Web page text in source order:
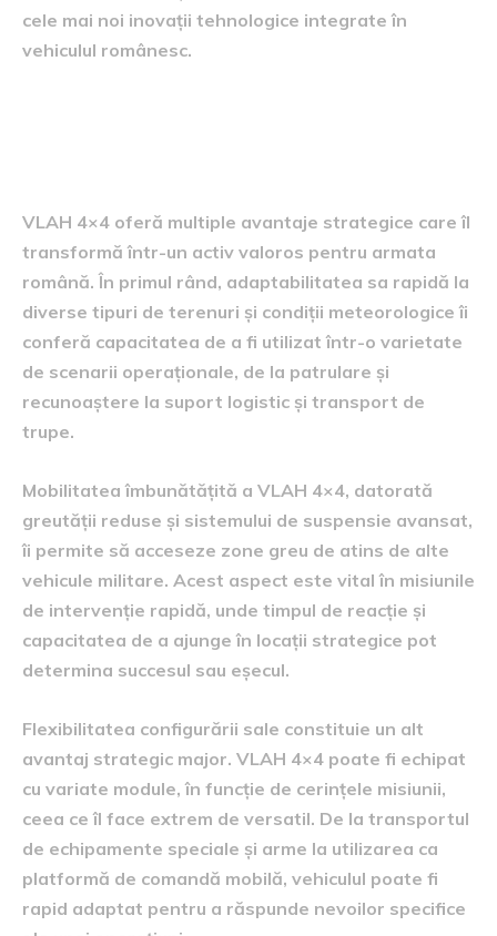
cele mai noi inovații tehnologice integrate în
vehiculul românesc.
VLAH 4×4 oferă multiple avantaje strategice care îl
transformă într-un activ valoros pentru armata
română. În primul rând, adaptabilitatea sa rapidă la
diverse tipuri de terenuri și condiții meteorologice îi
conferă capacitatea de a fi utilizat într-o varietate
de scenarii operaționale, de la patrulare și
recunoaștere la suport logistic și transport de
trupe.
Mobilitatea îmbunătățită a VLAH 4×4, datorată
greutății reduse și sistemului de suspensie avansat,
îi permite să acceseze zone greu de atins de alte
vehicule militare. Acest aspect este vital în misiunile
de intervenție rapidă, unde timpul de reacție și
capacitatea de a ajunge în locații strategice pot
determina succesul sau eșecul.
Flexibilitatea configurării sale constituie un alt
avantaj strategic major. VLAH 4×4 poate fi echipat
cu variate module, în funcție de cerințele misiunii,
ceea ce îl face extrem de versatil. De la transportul
de echipamente speciale și arme la utilizarea ca
platformă de comandă mobilă, vehiculul poate fi
rapid adaptat pentru a răspunde nevoilor specifice